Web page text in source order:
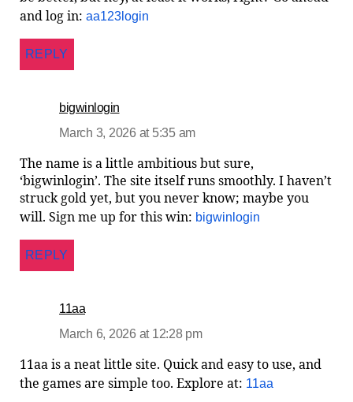
and log in: aa123login
REPLY
bigwinlogin
March 3, 2026 at 5:35 am
The name is a little ambitious but sure,
‘bigwinlogin’. The site itself runs smoothly. I haven’t
struck gold yet, but you never know; maybe you
will. Sign me up for this win: bigwinlogin
REPLY
11aa
March 6, 2026 at 12:28 pm
11aa is a neat little site. Quick and easy to use, and
the games are simple too. Explore at: 11aa